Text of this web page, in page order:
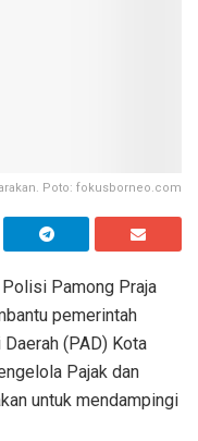
Poto: fokusborneo.com
Polisi Pamong Praja
pemerintah
(PAD) Kota
Pajak dan
untuk mendampingi